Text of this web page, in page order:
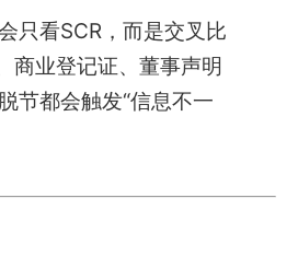
只看SCR，而是交叉比
商业登记证、董事声明
节都会触发“信息不一